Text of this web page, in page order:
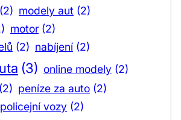
(2) modely aut (2)
motor (2)
(2) nabíjení (2)
(3) online modely (2)
(2) peníze za auto (2)
policejní vozy (2)